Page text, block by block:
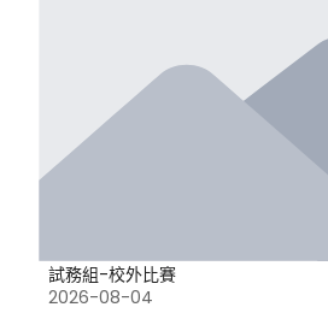
試務組-校外比賽
2026-08-04